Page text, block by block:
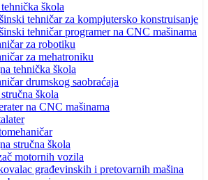
škola
tehničar za kompjutersko konstruisanje
tehničar programer na CNC mašinama
za robotiku
za mehatroniku
tehnička škola
drumskog saobraćaja
škola
na CNC mašinama
stručna škola
motornih vozila
građevinskih i pretovarnih mašina